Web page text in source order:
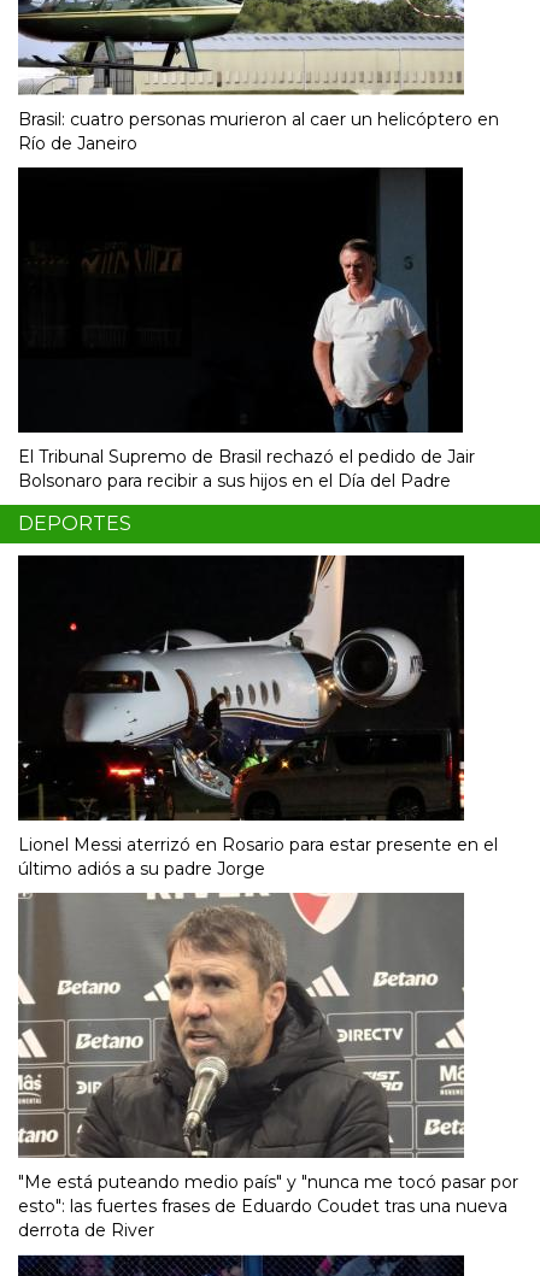
Brasil: cuatro personas murieron al caer un helicóptero en
Río de Janeiro
El Tribunal Supremo de Brasil rechazó el pedido de Jair
Bolsonaro para recibir a sus hijos en el Día del Padre
DEPORTES
Lionel Messi aterrizó en Rosario para estar presente en el
último adiós a su padre Jorge
"Me está puteando medio país" y "nunca me tocó pasar por
esto": las fuertes frases de Eduardo Coudet tras una nueva
derrota de River